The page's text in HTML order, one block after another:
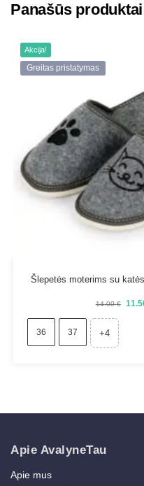
Panašūs produktai
Akcija!
Greitas pristatymas
Šlepetės moterims su
14.00€
36 37 +4
Apie AvalyneTau
Apie mus